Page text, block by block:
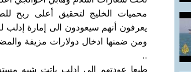
محميات الخليج لتحقيق أعلى ربح
يعرفون أنهم سيعودون الى إمارة
ومن ضمنها ادخال دولارات مزيفة
..
طبعا عودتهم إلى إدلب باتت شبه